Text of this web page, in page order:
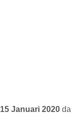
15 Januari 2020